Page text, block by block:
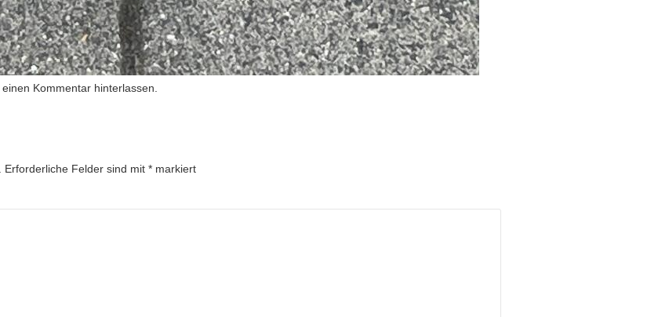
einen Kommentar hinterlassen
Erforderliche Felder sind mit * markiert